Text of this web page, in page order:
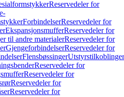
Reservedeler for
ForbindelserReservedeler for
EkspansjonsmufferReservedeler for
til andre materialerReservedeler for
GjengeforbindelserReservedeler for
FlensbøssingerUtstyrstilkoblinger
Reservedeler for
Reservedeler for
Reservedeler for
Reservedeler for